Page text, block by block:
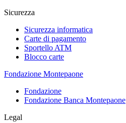
Sicurezza
Sicurezza informatica
Carte di pagamento
Sportello ATM
Blocco carte
Fondazione Montepaone
Fondazione
Fondazione Banca Montepaone
Legal